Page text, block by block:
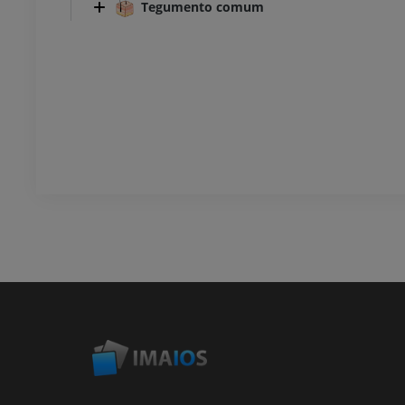
Tegumento comum